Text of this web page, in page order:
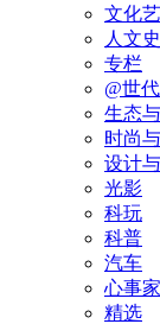
文化
人文
专栏
@世代
生态
时尚
设计
光影
科玩
科普
汽车
心事
精选